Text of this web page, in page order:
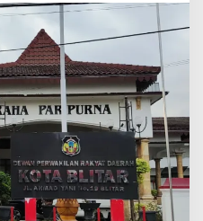
s
e
l
i
n
g
k
u
n
A
n